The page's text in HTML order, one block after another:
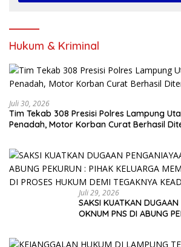
Hukum & Kriminal
Juli 30, 2026
Tim Tekab 308 Presisi Polres Lampung
Penadah, Motor Korban Curat Berhasil
Juli 29, 2026
SAKSI KUATKAN DUGAAN
OKNUM PNS DI ABUNG